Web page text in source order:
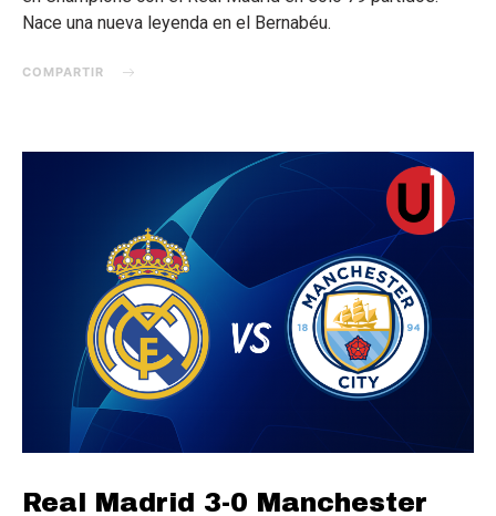
Nace una nueva leyenda en el Bernabéu.
COMPARTIR
Real Madrid 3-0 Manchester